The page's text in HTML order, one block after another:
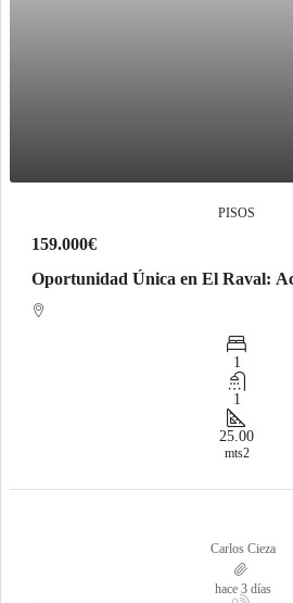
PISOS
159.000€
Oportunidad Única en El Raval:
1
1
25.00
mts2
Carlos Cieza
hace 3 días